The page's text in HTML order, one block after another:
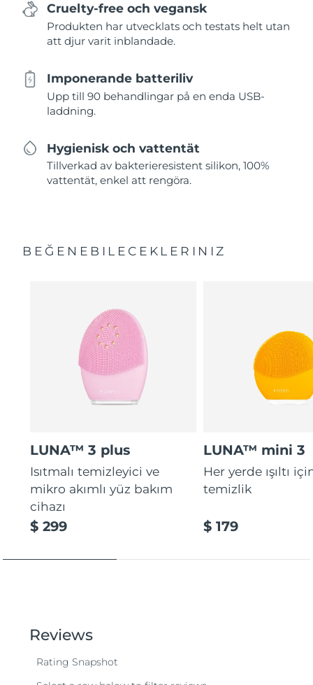
Cruelty-free och vegansk
Produkten har utvecklats och testats helt utan
att djur varit inblandade.
Imponerande batteriliv
Upp till 90 behandlingar på en enda USB-
laddning.
Hygienisk och vattentät
Tillverkad av bakterieresistent silikon, 100%
vattentät, enkel att rengöra.
BEĞENEBILECEKLERINIZ
LUNA™ 3 plus
Isıtmalı temizleyici ve
mikro akımlı yüz bakım
cihazı
$ 299
LUNA™ mini 3
Her yerde ışıltı
temizlik
$ 179